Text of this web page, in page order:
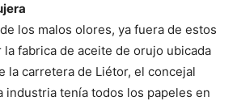
los malos olores, ya fuera de estos
fabrica de aceite de orujo ubicada
la carretera de Liétor, el concejal
industria tenía todos los papeles en